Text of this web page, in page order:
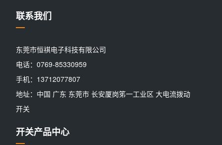
联系我们
东莞市恒祺电子科技有限公司
电话：0769-85330959
手机：13712077807
地址：中国 广东 东莞市 长安厦岗笫一工业区 大电流拨动
开关
开关产品中心